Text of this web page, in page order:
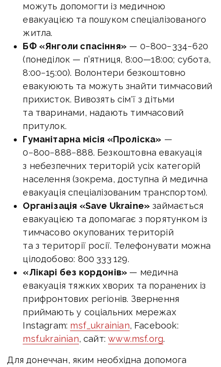
можуть допомогти із медичною
евакуацією та пошуком спеціалізованого
житла.
БФ «Янголи спасіння» — 0−800−334−620
(понеділок — п’ятниця, 8:00—18:00; субота,
8:00−15:00). Волонтери безкоштовно
евакуюють та можуть знайти тимчасовий
прихисток. Вивозять сім'ї з дітьми
та тваринами, надають тимчасовий
притулок.
Гуманітарна місія «Проліска» —
0−800−888−888. Безкоштовна евакуація
з небезпечних територій усіх категорій
населення (зокрема, доступна й медична
евакуація спеціалізованим транспортом).
Організація «Save Ukraine» займається
евакуацією та допомагає з порятунком із
тимчасово окупованих територій
та з території росії. Телефонувати можна
цілодобово: 800 333 129.
«Лікарі без кордонів» — медична
евакуація тяжких хворих та поранених із
прифронтових регіонів. Звернення
приймають у соціальних мережах
Instagram: msf_ukrainian, Facebook:
msf.ukrainian, сайт:www.msf.org.
Для донеччан, яким необхідна допомога